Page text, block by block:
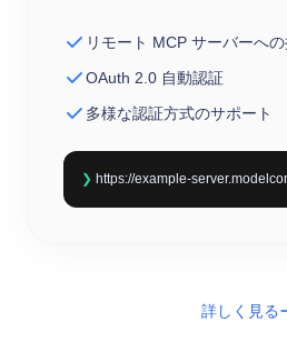
リモート MCP サーバーへ
OAuth 2.0 自動認証
多様な認証方式のサポート
❯ https://example-
詳しく見る